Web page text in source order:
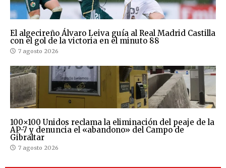
El algecireño Álvaro Leiva guía al Real Madrid Castilla
con el gol de la victoria en el minuto 88
7 agosto 2026
100×100 Unidos reclama la eliminación del peaje de la
AP-7 y denuncia el «abandono» del Campo de
Gibraltar
7 agosto 2026